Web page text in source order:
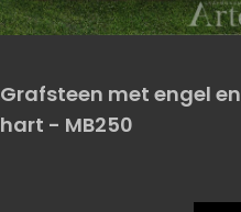
Grafsteen met engel en
hart - MB250